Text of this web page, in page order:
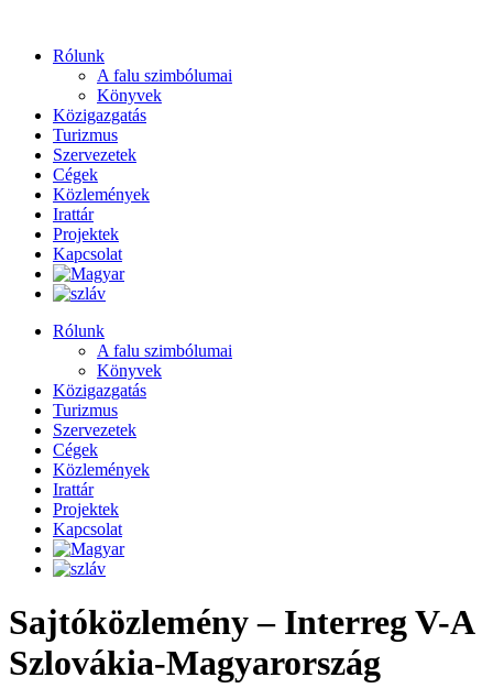
tartalomhoz
Rólunk
A falu szimbólumai
Könyvek
Közigazgatás
Turizmus
Szervezetek
Cégek
Közlemények
Irattár
Projektek
Kapcsolat
Rólunk
A falu szimbólumai
Könyvek
Közigazgatás
Turizmus
Szervezetek
Cégek
Közlemények
Irattár
Projektek
Kapcsolat
Sajtóközlemény – Interreg V-A
Szlovákia-Magyarország